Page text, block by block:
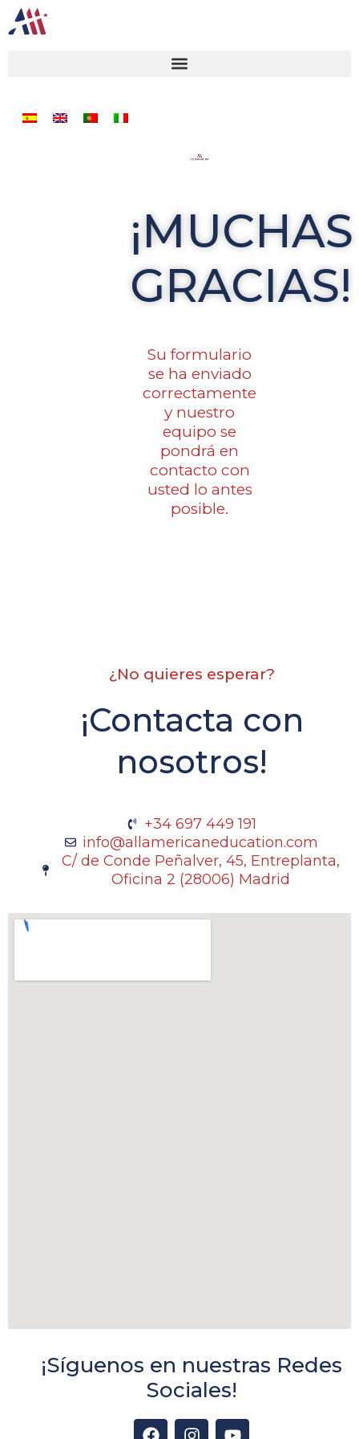
¡MUCHAS
GRACIAS!
Su formulario
se ha enviado
correctamente
y nuestro
equipo se
pondrá en
contacto con
usted lo antes
posible.
¿No quieres esperar?
¡Contacta con
nosotros!
+34 697 449 191
info@allamericaneducation.com
C/ de Conde Peñalver, 45, Entreplanta,
Oficina 2 (28006) Madrid
¡Síguenos en nuestras Redes
Sociales!